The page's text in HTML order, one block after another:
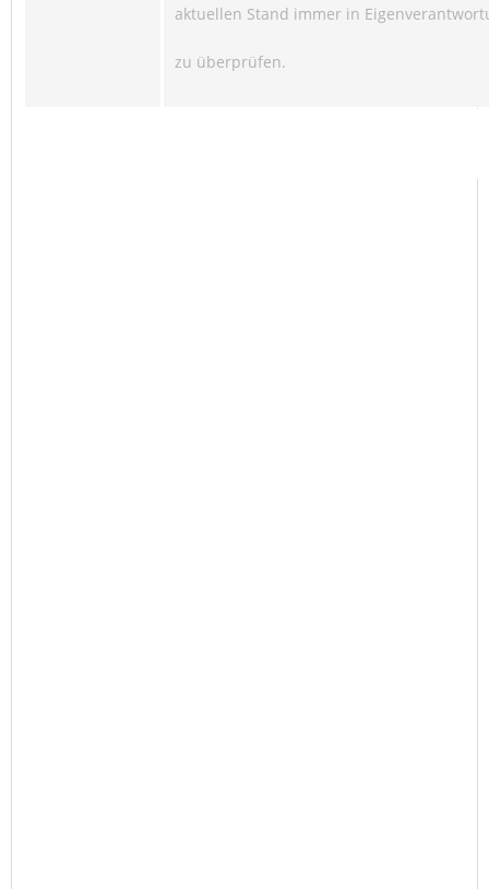
aktuellen Stand immer in
zu überprüfen.